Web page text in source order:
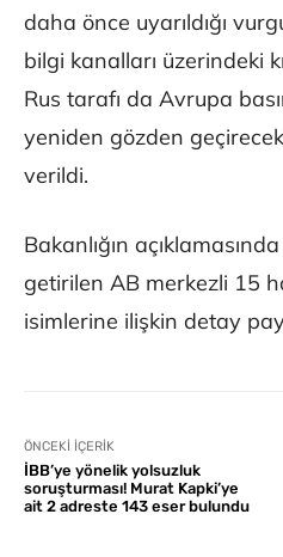
daha önce uyarıldığı
bilgi kanalları üzerindeki
Rus tarafı da Avrupa
yeniden gözden
verildi.
Bakanlığın
getirilen AB merkezli 15
isimlerine ilişkin detay
ÖNCEKI İÇERIK
İBB’ye yönelik yolsuzluk
soruşturması! Murat Kapki’ye
ait 2 adreste 143 eser bulundu